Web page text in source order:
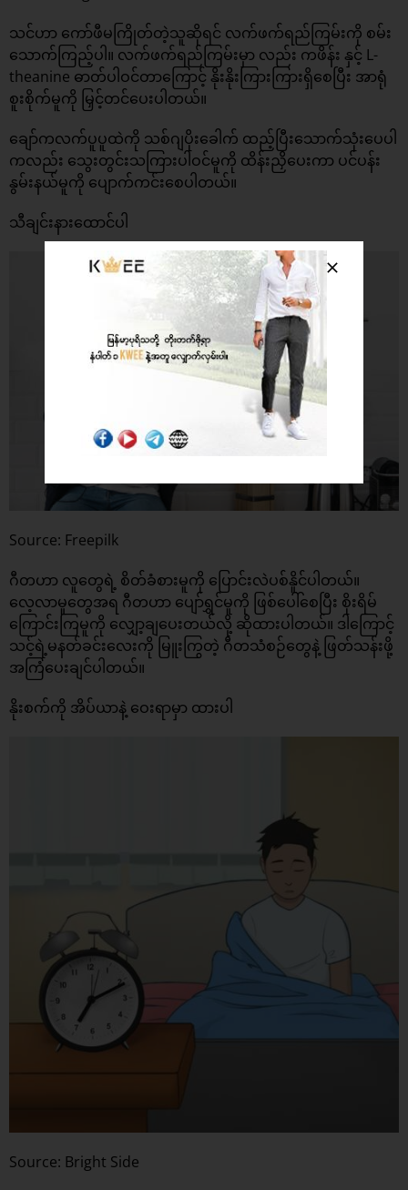
သင်ဟာ ကော်ဖီမကြိုတ်တဲ့သူဆိုရင် လက်ဖက်ရည်ကြမ်းကို စမ်း
သောက်ကြည့်ပါ။ လက်ဖက်ရည်ကြမ်းမှာ လည်း ကဖိန်း နှင့် L-
theanine ဓာတ်ပါဝင်တာကြောင့် နိုးနိုးကြားကြားရှိစေပြီး အာရုံ
စူးစိုက်မူကို မြှင့်တင်ပေးပါတယ်။
ချော်ကလက်ပူပူထဲကို သစ်ဂျပိုးခေါက် ထည့်ပြီးသောက်သုံးပေပါ
ကလည်း သွေးတွင်းသကြားပါဝင်မူကို ထိန်းညှိပေးကာ ပင်ပန်း
နွမ်းနယ်မူကို ပျောက်ကင်းစေပါတယ်။
သီချင်းနားထောင်ပါ
Source: Freepilk
ဂီတဟာ လူတွေရဲ့ စိတ်ခံစားမူကို ပြောင်းလဲပစ်နိူင်ပါတယ်။
လေ့လာမူတွေအရ ဂီတဟာ ပျော်ရွှင်မူကို ဖြစ်ပေါ်စေပြီး စိုးရိမ်
ကြောင်းကြမူကို လျှော့ချပေးတယ်လို့ ဆိုထားပါတယ်။ ဒါကြောင့်
သင့်ရဲ့မနတ်ခင်းလေးကို မြူးကြွတဲ့ ဂီတသံစဉ်တွေနဲ့ ဖြတ်သန်းဖို့
အကြံပေးချင်ပါတယ်။
နိုးစက်ကို အိပ်ယာနဲ့ ဝေးရာမှာ ထားပါ
Source: Bright Side